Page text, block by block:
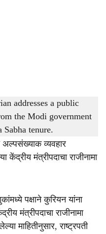
event before stepping down from the
Sabha tenure.
भारतीय जनता पक्षाचे ज्येष्ठ
अल्पसंख्याक व्यवहार
केंद्रीय मंत्रीपदाचा राजीनामा
पक्षाने कुरियन यांना
मंत्रीपदाचा राजीनामा
माहितीनुसार, राष्ट्रपती